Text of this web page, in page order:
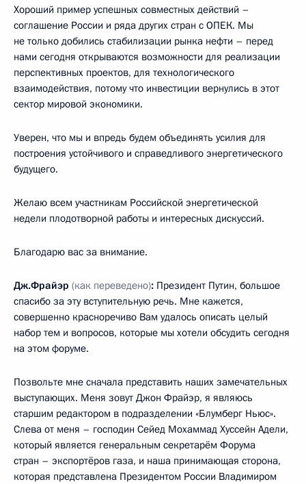
Хороший пример успешных совместных действий –
соглашение России и ряда других стран с ОПЕК. Мы
не только добились стабилизации рынка нефти – перед
нами сегодня открываются возможности для реализации
перспективных проектов, для технологического
взаимодействия, потому что инвестиции вернулись в этот
сектор мировой экономики.
Уверен, что мы и впредь будем объединять усилия для
построения устойчивого и справедливого энергетического
будущего.
Желаю всем участникам Российской энергетической
недели плодотворной работы и интересных дискуссий.
Благодарю вас за внимание.
Дж.Фрайэр (как переведено): Президент Путин, большое
спасибо за эту вступительную речь. Мне кажется,
совершенно красноречиво Вам удалось описать целый
набор тем и вопросов, которые мы хотели обсудить сегодня
на этом форуме.
Позвольте мне сначала представить наших замечательных
выступающих. Меня зовут Джон Фрайэр, я являюсь
старшим редактором в подразделении «Блумберг Ньюс».
Слева от меня – господин Сейед Мохаммад Хуссейн Адели,
который является генеральным секретарём Форума
стран – экспортёров газа, и наша принимающая сторона,
которая представлена Президентом России Владимиром